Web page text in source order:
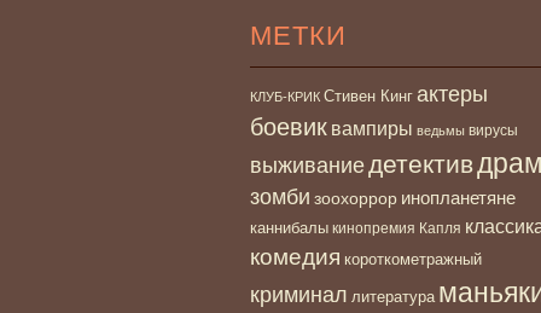
МЕТКИ
КЛУБ-КРИК Стивен Кинг актеры
боевик вампиры ведьмы вирусы
выживаниедетектив
зомби зоохоррор инопланетяне
каннибалы кинопремия Капля
комедия короткометражный
криминал литература